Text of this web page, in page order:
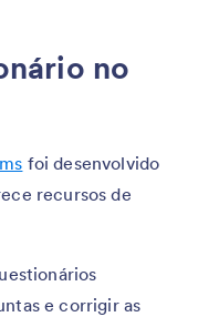
no
foi desenvolvido
recursos de
e corrigir as